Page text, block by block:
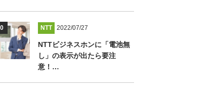
NTT 2022/07/27
NTTビジネスホンに「電池無
し」の表示が出たら要注
意！…